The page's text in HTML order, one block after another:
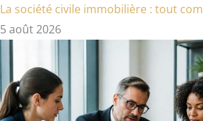
La société civile immobilière : tout
5 août 2026